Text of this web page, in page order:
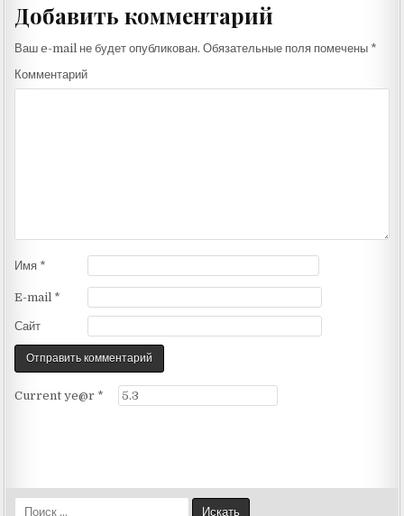
Добавить комментарий
Ваш e-mail не будет опубликован. Обязательные поля помечены *
Комментарий
Имя *
E-mail *
Сайт
Current ye@r *